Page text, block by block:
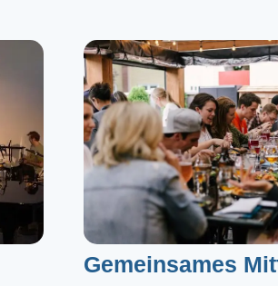
Gemeinsames